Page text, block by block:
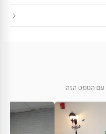
עם הטפט הזה